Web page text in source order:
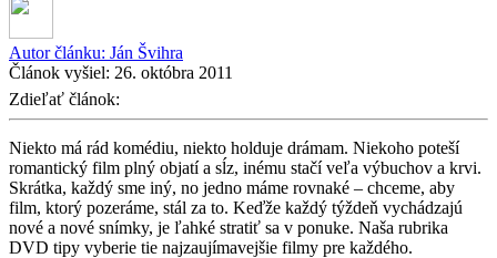
Autor článku: Ján Švihra
Článok vyšiel: 26. októbra 2011
Zdieľať článok:
Niekto má rád komédiu, niekto holduje drámam. Niekoho poteší
romantický film plný objatí a sĺz, inému stačí veľa výbuchov a krvi.
Skrátka, každý sme iný, no jedno máme rovnaké – chceme, aby
film, ktorý pozeráme, stál za to. Keďže každý týždeň vychádzajú
nové a nové snímky, je ľahké stratiť sa v ponuke. Naša rubrika
DVD tipy vyberie tie najzaujímavejšie filmy pre každého.